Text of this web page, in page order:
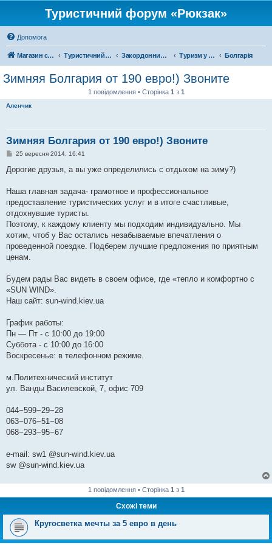
Туристичний форум «Рюкзак»
Допомога
Магазин спорядження Туристичний форум «Рюкзак» Закордонний туризм Туризм у Європі Болгарія
Зимняя Болгария от 190 евро!) Звоните
1 повідомлення • Сторінка 1 з 1
Аленчик
Зимняя Болгария от 190 евро!) Звоните
П
в
о
л
е
н
н
я
25 вересня 2014, 16:41
Дорогие друзья, а вы уже определились с отдыхом на зиму?)
Наша главная задача- грамотное и профессиональное
предоставление туристических услуг и в итоге счастливые,
отдохнувшие туристы.
Поэтому, к каждому клиенту мы подходим индивидуально. Мы
хотим, чтоб у Вас остались незабываемые впечатления о
проведенной поездке. Подберем лучшие предложения по приятным
ценам.
Будем рады Вас видеть в своем офисе, где «тепло и комфортно с
«SUN WIND».
Наш сайт: sun-wind.kiev.ua
График работы:
Пн — Пт - с 10:00 до 19:00
Суббота - с 10:00 до 16:00
Воскресенье: в телефонном режиме.
м.Политехнический институт
ул. Ванды Василевской, 7, офис 709
044−599−29−28
063−076−51−08
068−293−95−67
e-mail: sw1 @sun-wind.kiev.ua
sw @sun-wind.kiev.ua
1 повідомлення • Сторінка 1 з 1
Схожі теми
Кругосветка мечты за 5 евро в день